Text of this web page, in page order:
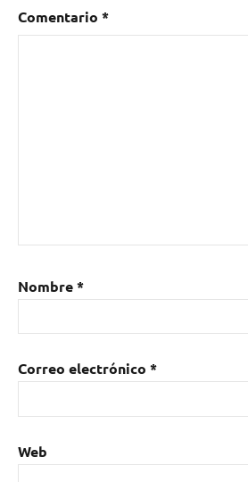
maltrato
Comentario *
Nombre*
Correo electrónico *
Web